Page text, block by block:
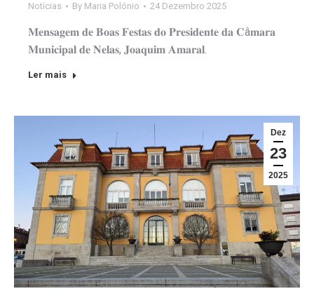
Notícias By Maria Polónio 24 Dezembro 2025
𝐌𝐞𝐧𝐬𝐚𝐠𝐞𝐦 𝐝𝐞 𝐁𝐨𝐚𝐬 𝐅𝐞𝐬𝐭𝐚𝐬 𝐝𝐨 𝐏𝐫𝐞𝐬𝐢𝐝𝐞𝐧𝐭𝐞 𝐝𝐚 𝐂â𝐦𝐚𝐫𝐚
𝐌𝐮𝐧𝐢𝐜𝐢𝐩𝐚𝐥 𝐝𝐞 𝐍𝐞𝐥𝐚𝐬, 𝐉𝐨𝐚𝐪𝐮𝐢𝐦 𝐀𝐦𝐚𝐫𝐚𝐥.
Ler mais
Dez
23
2025